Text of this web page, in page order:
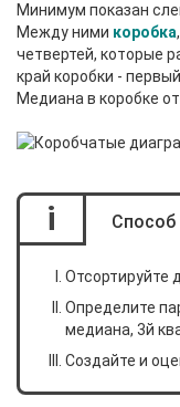
Минимум показан
Между ними коробка
четвертей, которые
край коробки -
Медиана в коробке
i Способ
Отсортируйте
Определите
медиана, 3й
Cоздайте и